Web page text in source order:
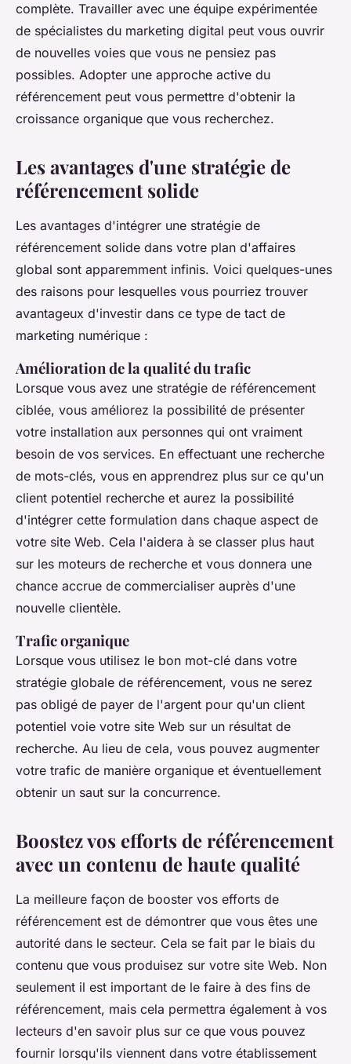
complète. Travailler avec une équipe expérimentée
de spécialistes du marketing digital peut vous ouvrir
de nouvelles voies que vous ne pensiez pas
possibles. Adopter une approche active du
référencement peut vous permettre d'obtenir la
croissance organique que vous recherchez.
Les avantages d'une stratégie de
référencement solide
Les avantages d'intégrer une stratégie de
référencement solide dans votre plan d'affaires
global sont apparemment infinis. Voici quelques-unes
des raisons pour lesquelles vous pourriez trouver
avantageux d'investir dans ce type de tact de
marketing numérique :
Amélioration de la qualité du trafic
Lorsque vous avez une stratégie de référencement
ciblée, vous améliorez la possibilité de présenter
votre installation aux personnes qui ont vraiment
besoin de vos services. En effectuant une recherche
de mots-clés, vous en apprendrez plus sur ce qu'un
client potentiel recherche et aurez la possibilité
d'intégrer cette formulation dans chaque aspect de
votre site Web. Cela l'aidera à se classer plus haut
sur les moteurs de recherche et vous donnera une
chance accrue de commercialiser auprès d'une
nouvelle clientèle.
Trafic organique
Lorsque vous utilisez le bon mot-clé dans votre
stratégie globale de référencement, vous ne serez
pas obligé de payer de l'argent pour qu'un client
potentiel voie votre site Web sur un résultat de
recherche. Au lieu de cela, vous pouvez augmenter
votre trafic de manière organique et éventuellement
obtenir un saut sur la concurrence.
Boostez vos efforts de référencement
avec un contenu de haute qualité
La meilleure façon de booster vos efforts de
référencement est de démontrer que vous êtes une
autorité dans le secteur. Cela se fait par le biais du
contenu que vous produisez sur votre site Web. Non
seulement il est important de le faire à des fins de
référencement, mais cela permettra également à vos
lecteurs d'en savoir plus sur ce que vous pouvez
fournir lorsqu'ils viennent dans votre établissement